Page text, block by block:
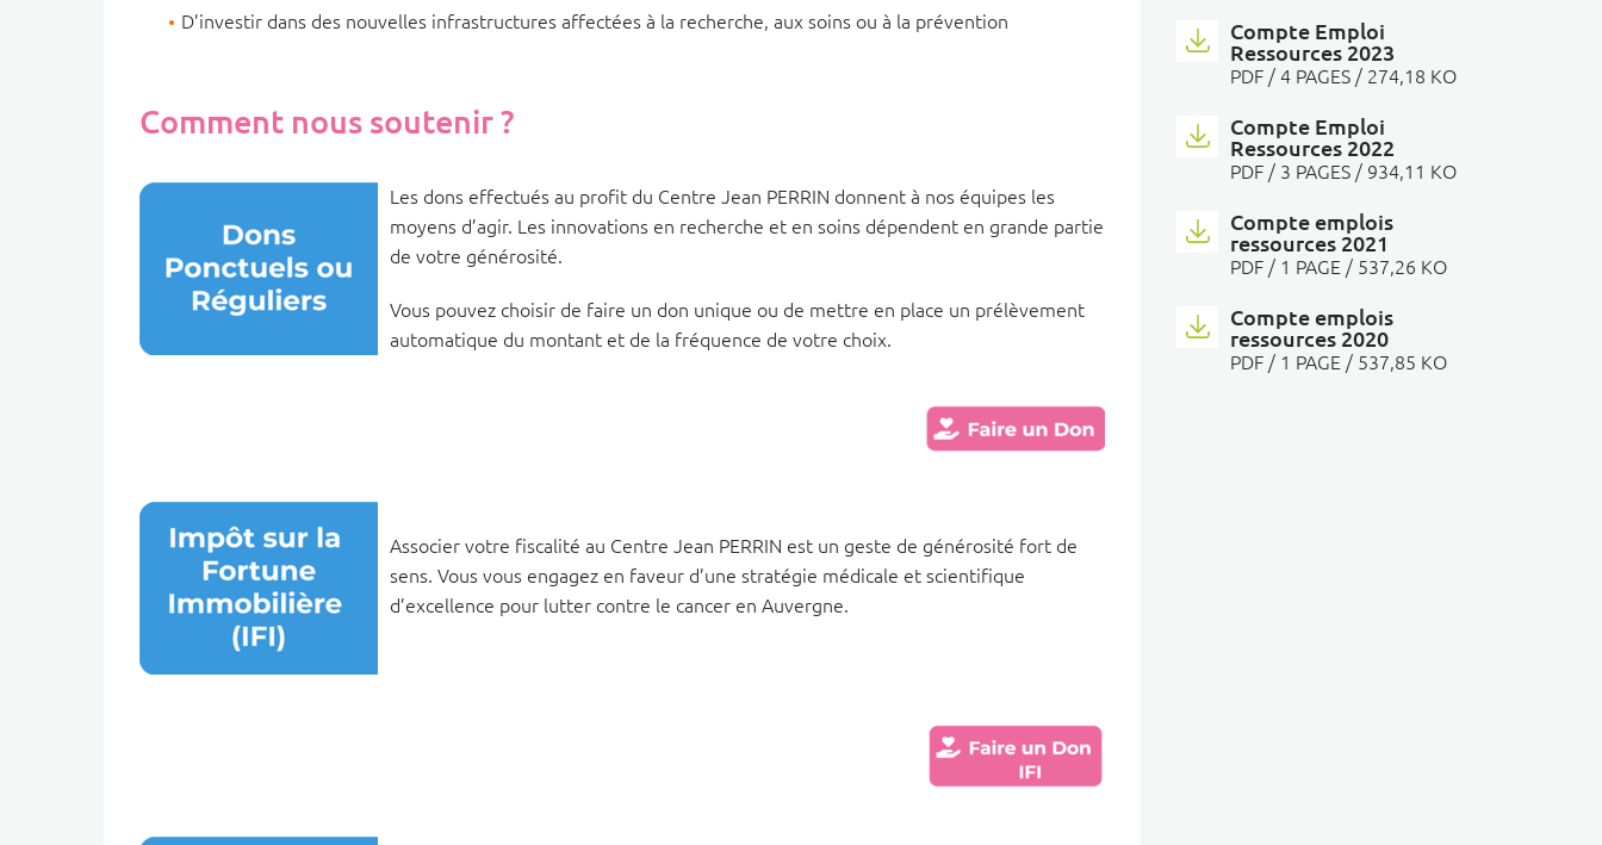
D’investir dans des nouvelles infrastructures affectées à la recherche, aux soins ou à la prévention
Comment nous soutenir ?
Les dons effectués au profit du Centre Jean PERRIN donnent à nos équipes les
moyens d’agir. Les innovations en recherche et en soins dépendent en grande partie
de votre générosité.
Vous pouvez choisir de faire un don unique ou de mettre en place un prélèvement
automatique du montant et de la fréquence de votre choix.
Associer votre fiscalité au Centre Jean PERRIN est un geste de générosité fort de
sens. Vous vous engagez en faveur d’une stratégie médicale et scientifique
d’excellence pour lutter contre le cancer en Auvergne.
Compte Emploi
Ressources 2023
PDF / 4 PAGES / 274,18 KO
Compte Emploi
Ressources 2022
PDF / 3 PAGES / 934,11 KO
Compte emplois
ressources 2021
PDF / 1 PAGE / 537,26 KO
Compte emplois
ressources 2020
PDF / 1 PAGE / 537,85 KO